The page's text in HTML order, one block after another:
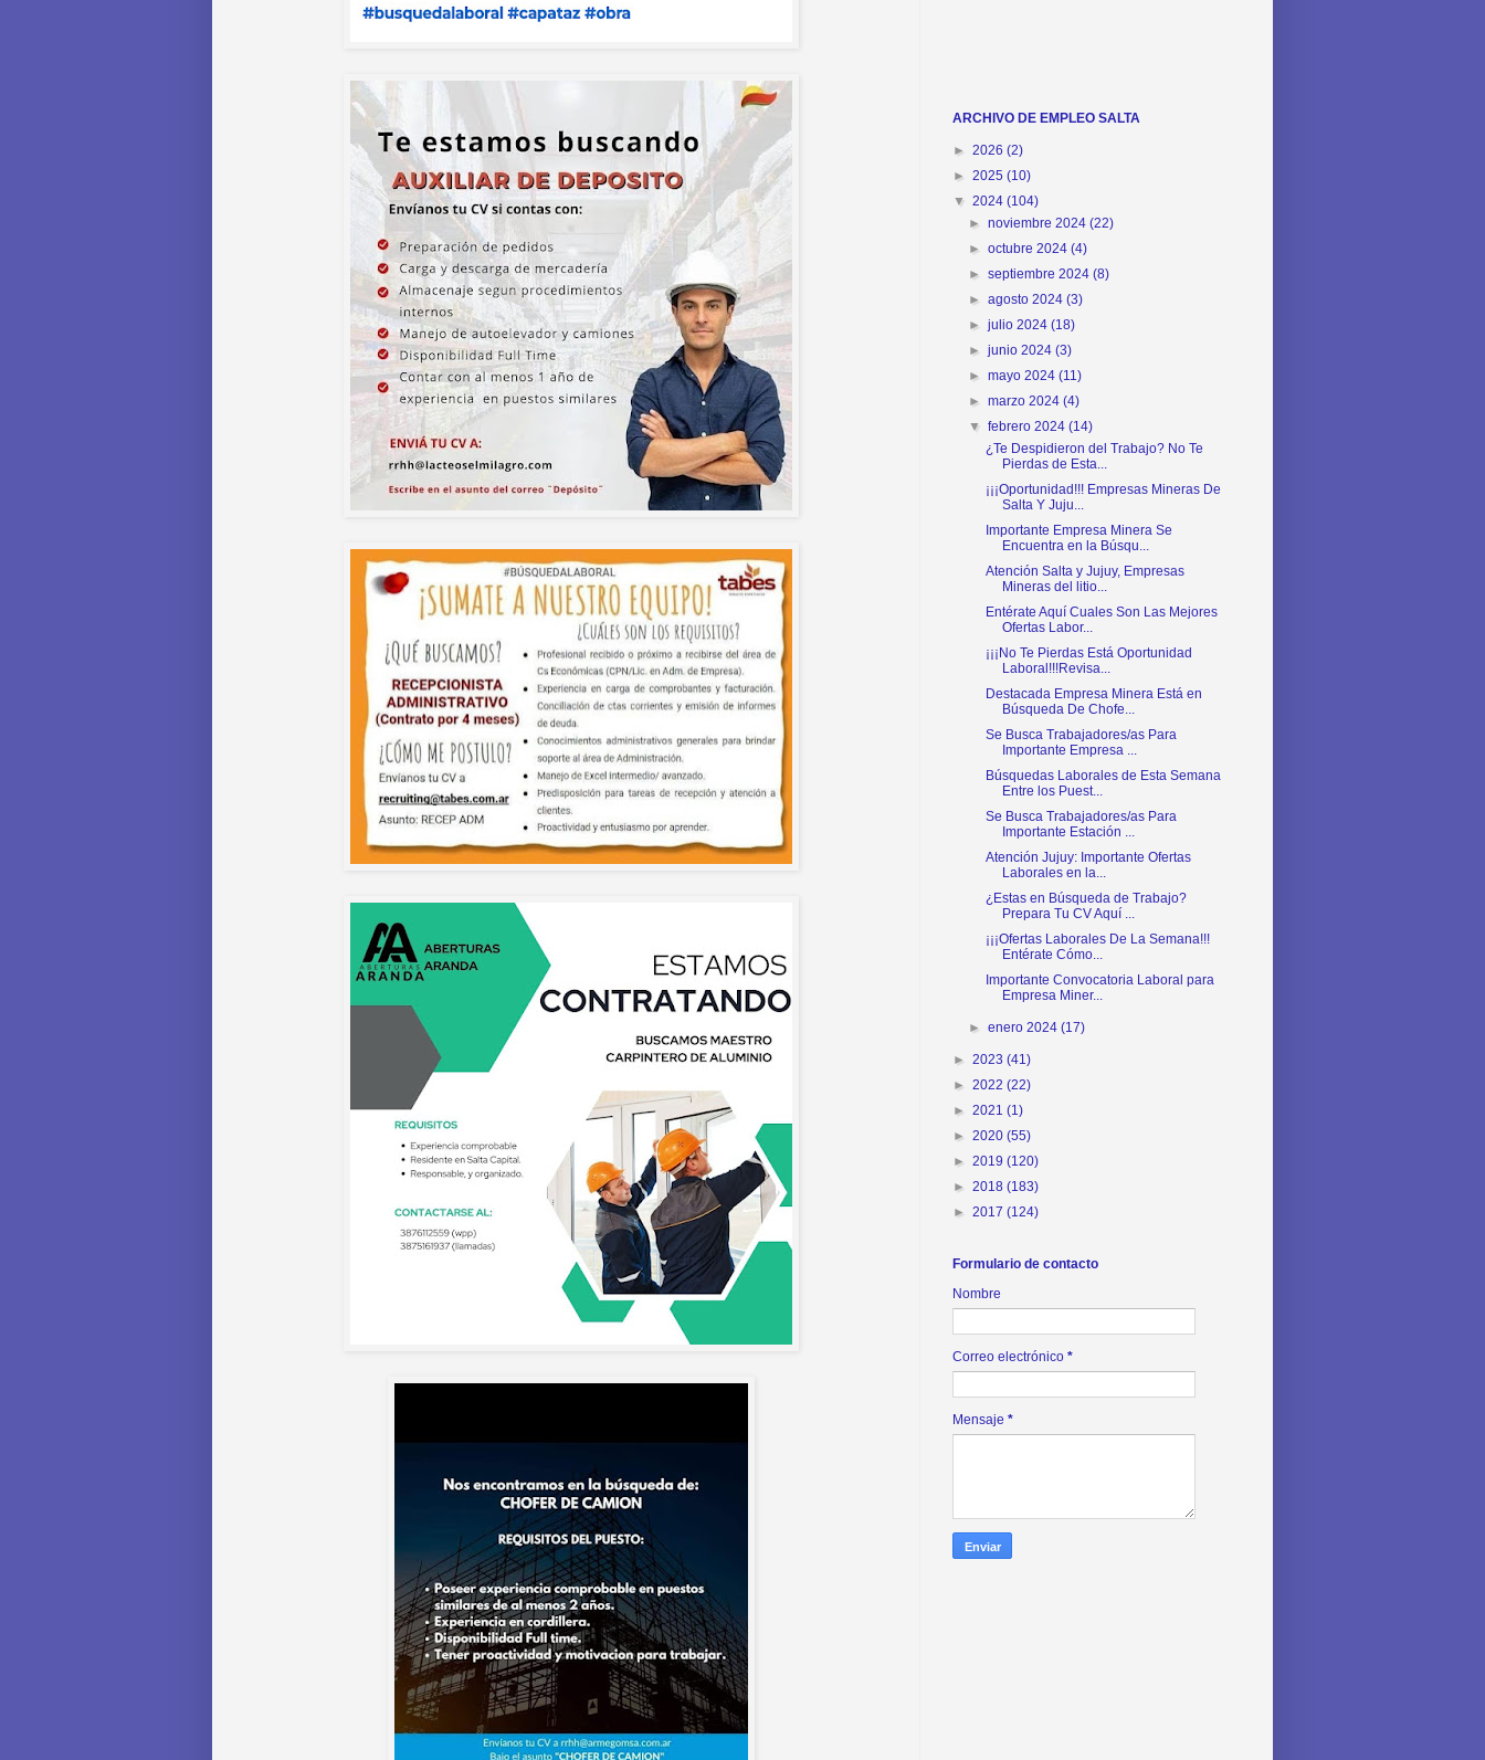
ARCHIVO DE EMPLEO SALTA
► 2026 (2)
► 2025 (10)
▼ 2024 (104)
►noviembre 2024(22)
►octubre 2024(4)
►septiembre 2024(8)
►agosto 2024(3)
►julio 2024(18)
►junio 2024(3)
►mayo 2024(11)
►marzo 2024(4)
▼febrero 2024(14)
¿Te Despidieron del Trabajo? No Te
Pierdas de Esta...
¡¡¡Oportunidad!!! Empresas Mineras De
Salta Y Juju...
Importante Empresa Minera Se
Encuentra en la Búsqu...
Atención Salta y Jujuy, Empresas
Mineras del litio...
Entérate Aquí Cuales Son Las Mejores
Ofertas Labor...
¡¡¡No Te Pierdas Está Oportunidad
Laboral!!!Revisa...
Destacada Empresa Minera Está en
Búsqueda De Chofe...
Se Busca Trabajadores/as Para
Importante Empresa ...
Búsquedas Laborales de Esta Semana
Entre los Puest...
Se Busca Trabajadores/as Para
Importante Estación ...
Atención Jujuy: Importante Ofertas
Laborales en la...
¿Estas en Búsqueda de Trabajo?
Prepara Tu CV Aquí ...
¡¡¡Ofertas Laborales De La Semana!!!
Entérate Cómo...
Importante Convocatoria Laboral para
Empresa Miner...
►enero 2024(17)
► 2023 (41)
► 2022 (22)
► 2021 (1)
► 2020 (55)
► 2019 (120)
► 2018 (183)
► 2017 (124)
Formulario de contacto
Nombre
Correo electrónico *
Mensaje *